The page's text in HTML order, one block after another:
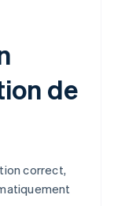
de
correct,